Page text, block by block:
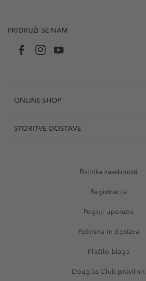
PRIDRUŽI SE NAM
ONLINE-SHOP
STORITVE DOSTAVE
Politika zasebnosti
Registracija
Pogoji uporabe
Poštnina in dostava
Plačilo blaga
Douglas Club pravilnik